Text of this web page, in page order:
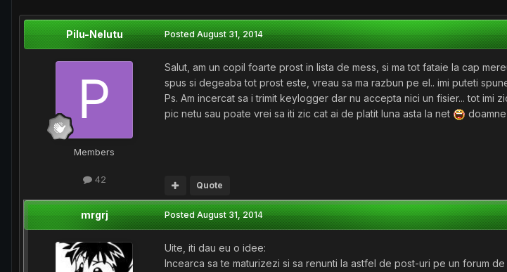
Pilu-Nelutu
Members
42
PostedAugust 31, 2014
Salut, am un copil foarte prost in lista de mess, si ma tot fataie la cap
spus si degeaba tot prost este, vreau sa ma razbun pe el.. imi puteti
Ps. Am incercat sa i trimit keylogger dar nu accepta nici un fisier... tot imi
pic netu sau poate vrei sa iti zic cat ai de platit luna asta la net
Quote
mrgrj PostedAugust 31, 2014
Uite, iti dau eu o idee:
Incearca sa te maturizezi si sa renunti la astfel de post-uri pe un forum